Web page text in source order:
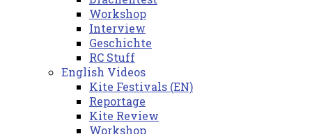
Workshop
Interview
Geschichte
RC Stuff
English Videos
Kite Festivals (EN)
Reportage
Kite Review
Workshop